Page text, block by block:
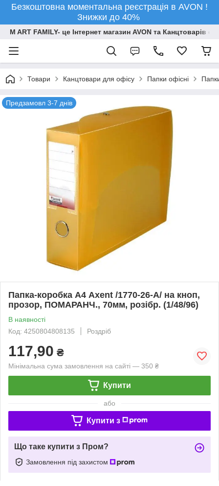
Безкоштовна моментальна реєстрація в AVON !
Знижки до 40%
M ART FAMILY- це Інтернет магазин AVON та Канцтоварів
Товари Канцтовари для офiсу Папки офісні
Предзамовл 3-7 днів
Папка-коробка А4 Axent /1770-26-A/ на кноп,
прозор, ПОМАРАНЧ., 70мм, розібр. (1/48/96)
В наявності
Код: 4250804808135
Роздріб
117,90 ₴
Мінімальна сума замовлення на сайті — 350 ₴
Купити
або
Купити з
Що таке купити з Пром?
Замовлення під захистом